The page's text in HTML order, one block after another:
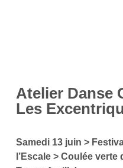
Atelier Danse
Les
Samedi 13 juin >
l’Escale > Coulée